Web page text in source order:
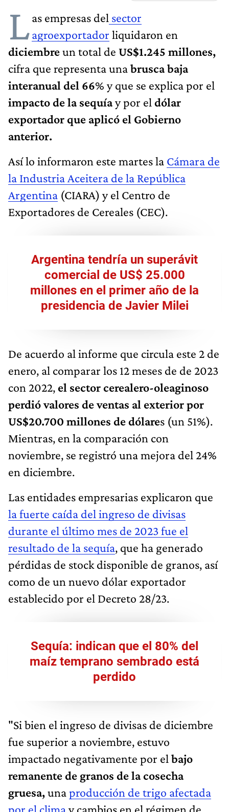
Las empresas del sector
agroexportador liquidaron en
diciembreun total de US$1.245 millones,
cifra que representa unabrusca baja
interanual del 66% y que se explica por el
impacto de la sequíay por el dólar
exportador que aplicó el Gobierno
anterior.
Así lo informaron este martes la Cámara de
la Industria Aceitera de la República
Argentina (CIARA) y el Centro de
Exportadores de Cereales (CEC).
Argentina tendría un superávit
comercial de US$ 25.000
millones en el primer año de la
presidencia de Javier Milei
De acuerdo al informe que circula este 2 de
enero, al comparar los 12 meses de de 2023
con 2022, el sector cerealero-oleaginoso
perdió valores de ventas al exterior por
US$20.700 millones de dólares (un 51%).
Mientras, en la comparación con
noviembre, se registró una mejora del 24%
en diciembre.
Las entidades empresarias explicaron que
la fuerte caída del ingreso de divisas
durante el último mes de 2023 fue el
resultado de la sequía, que ha generado
pérdidas de stock disponible de granos, así
como de un nuevo dólar exportador
establecido por el Decreto 28/23.
Sequía: indican que el 80% del
maíz temprano sembrado está
perdido
"Si bien el ingreso de divisas de diciembre
fue superior a noviembre, estuvo
impactado negativamente por el bajo
remanente de granos de la cosecha
gruesa,unaproducción de trigo afectada
por el clima y cambios en el régimen de